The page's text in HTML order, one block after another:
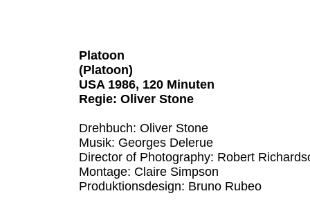
Platoon
(Platoon)
USA 1986, 120 Minuten
Regie: Oliver Stone
Drehbuch: Oliver Stone
Musik: Georges Delerue
Director of Photography: Robert
Montage: Claire Simpson
Produktionsdesign: Bruno Rubeo